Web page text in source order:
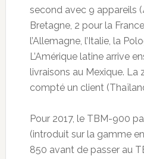
second avec 9 appareils
Bretagne, 2 pour la
l’Allemagne, l’Italie, la
L’Amérique latine arrive
livraisons au Mexique. La
compté un client
Pour 2017, le TBM-900
(introduit sur la gamme
850 avant de passer au